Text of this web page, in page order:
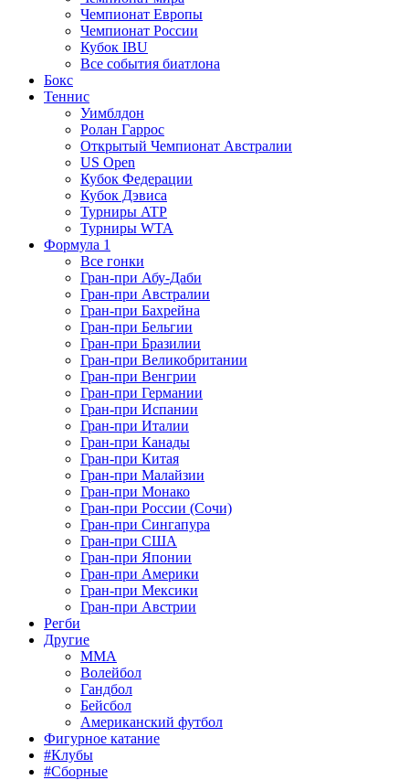
Чемпионат Европы
Чемпионат России
Кубок IBU
Все события биатлона
Бокс
Теннис
Уимблдон
Ролан Гаррос
Открытый Чемпионат Австралии
US Open
Кубок Федерации
Кубок Дэвиса
Турниры ATP
Турниры WTA
Формула 1
Все гонки
Гран-при Абу-Даби
Гран-при Австралии
Гран-при Бахрейна
Гран-при Бельгии
Гран-при Бразилии
Гран-при Великобритании
Гран-при Венгрии
Гран-при Германии
Гран-при Испании
Гран-при Италии
Гран-при Канады
Гран-при Китая
Гран-при Малайзии
Гран-при Монако
Гран-при России (Сочи)
Гран-при Сингапура
Гран-при США
Гран-при Японии
Гран-при Америки
Гран-при Мексики
Гран-при Австрии
Регби
Другие
MMA
Волейбол
Гандбол
Бейсбол
Американский футбол
Фигурное катание
#Клубы
#Сборные